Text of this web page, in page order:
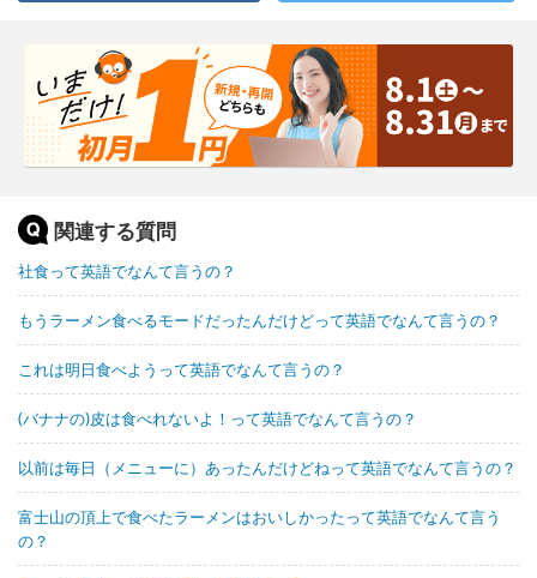
関連する質問
社食って英語でなんて言うの？
もうラーメン食べるモードだったんだけどって英語でなんて言うの？
これは明日食べようって英語でなんて言うの？
(バナナの)皮は食べれないよ！って英語でなんて言うの？
以前は毎日（メニューに）あったんだけどねって英語でなんて言うの？
富士山の頂上で食べたラーメンはおいしかったって英語でなんて言う
の？